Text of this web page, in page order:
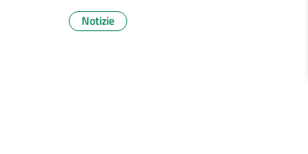
Notizie